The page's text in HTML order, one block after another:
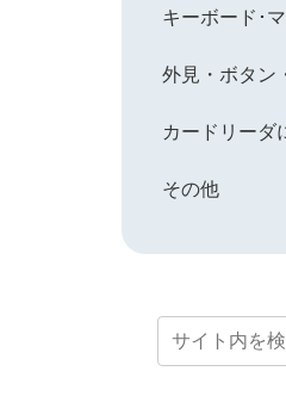
キーボード･
外見・ボタン
カードリーダ
その他